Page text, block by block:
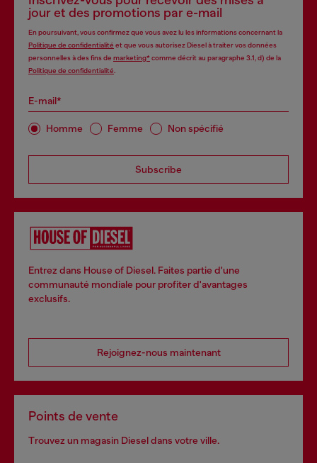
jour et des promotions par e-mail
En poursuivant, vous confirmez que vous avez lu les informations concernant la
Politique de confidentialité et que vous autorisez Diesel à traiter vos données
personnelles à des fins de marketing*comme décrit au paragraphe 3.1, d) de la
Politique de confidentialité
E-mail*
Homme Femme Non spécifié
Subscribe
Entrez dans House of Diesel. Faites partie d'une
communauté mondiale pour profiter d'avantages
exclusifs.
Rejoignez-nous maintenant
Points de vente
Trouvez un magasin Diesel dans votre ville.